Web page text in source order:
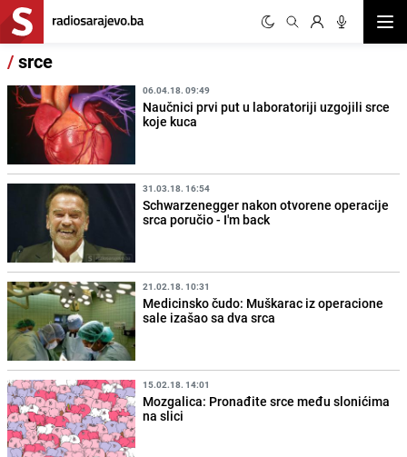
/srce
06.04.18. 09:49
Naučnici prvi put u laboratoriji uzgojili srce
koje kuca
31.03.18. 16:54
Schwarzenegger nakon otvorene operacije
srca poručio - I'm back
21.02.18. 10:31
Medicinsko čudo: Muškarac iz operacione
sale izašao sa dva srca
15.02.18. 14:01
Mozgalica: Pronađite srce među slonićima
na slici